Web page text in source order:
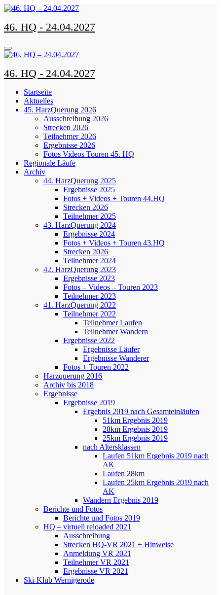
Zum
springen
46. HQ - 24.04.2027
46. HQ - 24.04.2027
Startseite
Aktuelles
45. HarzQuerung 2026
Ausschreibung 2026
Strecken 2026
Teilnehmer 2026
Ergebnisse 2026
Fotos Videos Touren 45. HQ
Regionale Läufe
Archiv
44. HarzQuerung 2025
Ergebnisse 2025
Fotos + Videos + Touren 44.HQ
Strecken 2026
Teilnehmer 2025
43. HarzQuerung 2024
Ergebnisse 2024
Fotos + Videos + Touren 43.HQ
Strecken 2026
Teilnehmer 2024
42. HarzQuerung 2023
Ergebnisse 2023
Fotos – Videos – Touren 2023
Teilnehmer 2023
41. HarzQuerung 2022
Teilnehmer 2022
Teilnehmer Laufen
Teilnehmer Wandern
Ergebnisse 2022
Ergebnisse Läufer
Ergebnisse Wanderer
Fotos + Touren 2022
Harzquerung 2016
Archiv bis 2018
Ergebnisse
Ergebnisse 2019
Ergebnis 2019 nach Gesamteinläufen
51km Ergebnis 2019
28km Ergebnis 2019
25km Ergebnis 2019
nach Altersklassen
Laufen 51km Ergebnis 2019 nach
AK
Laufen 28km
Laufen 25km Ergebnis 2019 nach
AK
Wandern Ergebnis 2019
Berichte und Fotos
Berichte und Fotos 2019
HQ – virtuell reloaded 2021
Ausschreibung
Strecken HQ-VR 2021 + Hinweise
Anmeldung VR 2021
Teilnehmer VR 2021
Ergebnisse VR 2021
Ski-Klub Wernigerode